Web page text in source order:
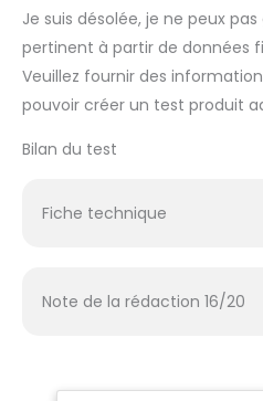
en
La
Je suis désolée, je ne peux
pertinent à partir de données
Veuillez fournir des
pouvoir créer un test produit
Bilan du test
Fiche technique
Note de la rédaction 16/20